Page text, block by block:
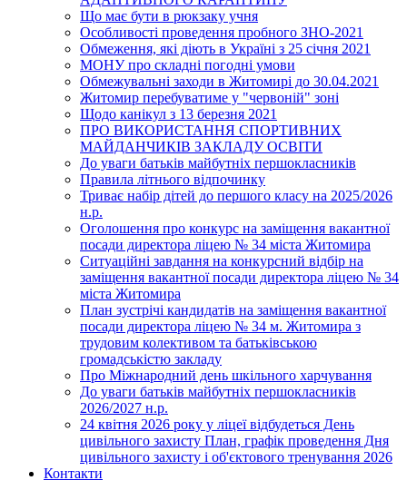
Що має бути в рюкзаку учня
Особливості проведення пробного ЗНО-2021
Обмеження, які діють в Україні з 25 січня 2021
МОНУ про складні погодні умови
Обмежувальні заходи в Житомирі до 30.04.2021
Житомир перебуватиме у "червоній" зоні
Щодо канікул з 13 березня 2021
ПРО ВИКОРИСТАННЯ СПОРТИВНИХ
МАЙДАНЧИКІВ ЗАКЛАДУ ОСВІТИ
До уваги батьків майбутніх першокласників
Правила літнього відпочинку
Триває набір дітей до першого класу на 2025/2026
н.р.
Оголошення про конкурс на заміщення вакантної
посади директора ліцею № 34 міста Житомира
Ситуаційні завдання на конкурсний відбір на
заміщення вакантної посади директора ліцею № 34
міста Житомира
План зустрічі кандидатів на заміщення вакантної
посади директора ліцею № 34 м. Житомира з
трудовим колективом та батьківською
громадськістю закладу
Про Міжнародний день шкільного харчування
До уваги батьків майбутніх першокласників
2026/2027 н.р.
24 квітня 2026 року у ліцеї відбудеться День
цивільного захисту План, графік проведення Дня
цивільного захисту і об'єктового тренування 2026
Контакти